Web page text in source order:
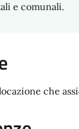
e comunali.
che